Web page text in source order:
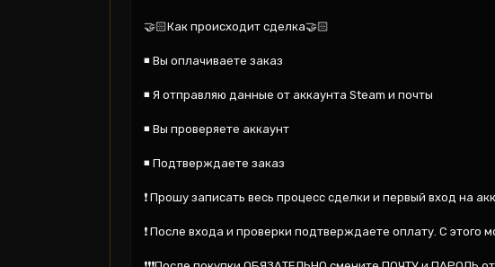
🤝🏻Как происходит сделка🤝🏻
◾ Вы оплачиваете заказ
◾ Я отправляю данные от аккаунта Steam и почты
◾ Вы проверяете аккаунт
◾ Подтверждаете заказ
❗ Прошу записать весь процесс сделки и первый вход на
❗ После входа и проверки подтверждаете оплату. С этого